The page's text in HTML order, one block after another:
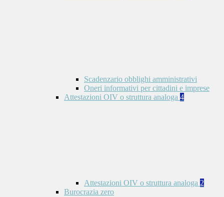
Scadenzario obblighi amministrativi
Oneri informativi per cittadini e imprese
Attestazioni OIV o struttura analoga 4
Attestazioni OIV o struttura analoga 2
Burocrazia zero